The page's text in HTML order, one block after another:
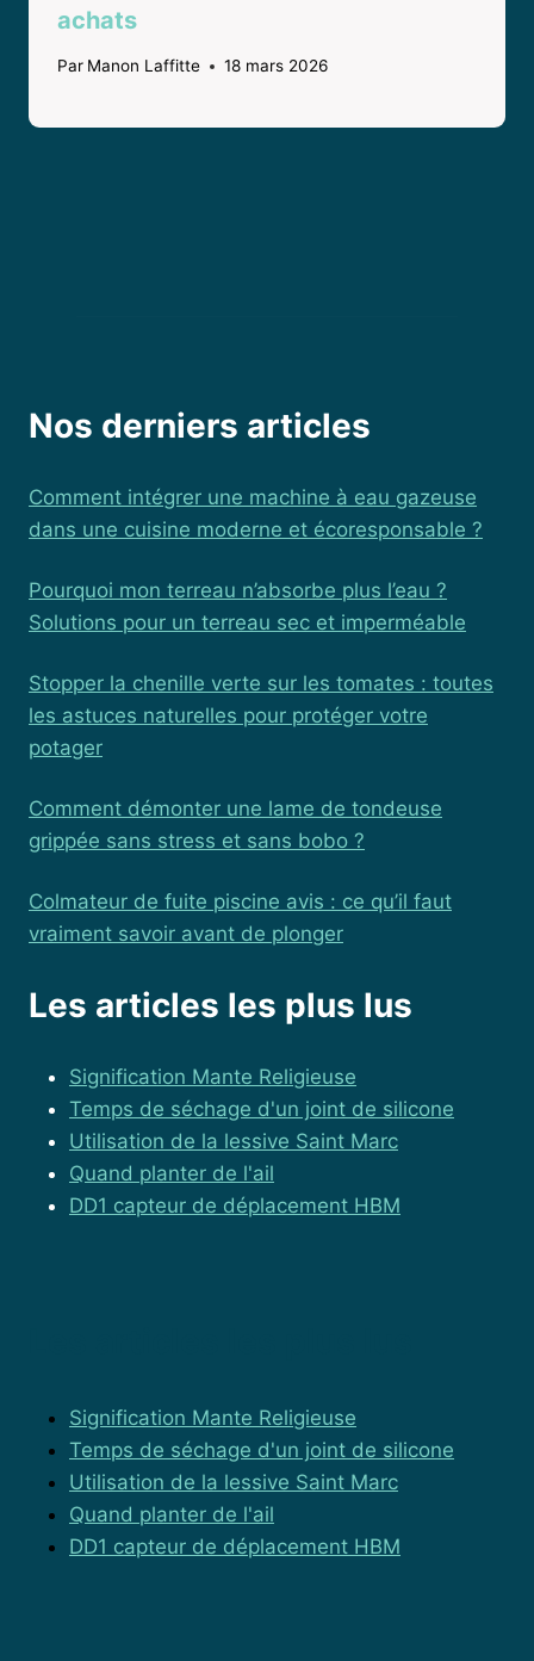
achats
Par Manon Laffitte 18 mars 2026
Nos derniers articles
Comment intégrer une machine à eau gazeuse
dans une cuisine moderne et écoresponsable ?
Pourquoi mon terreau n’absorbe plus l’eau ?
Solutions pour un terreau sec et imperméable
Stopper la chenille verte sur les tomates : toutes
les astuces naturelles pour protéger votre
potager
Comment démonter une lame de tondeuse
grippée sans stress et sans bobo ?
Colmateur de fuite piscine avis : ce qu’il faut
vraiment savoir avant de plonger
Les articles les plus lus
Signification Mante Religieuse
Temps de séchage d'un joint de silicone
Utilisation de la lessive Saint Marc
Quand planter de l'ail
DD1 capteur de déplacement HBM
Signification Mante Religieuse
Temps de séchage d'un joint de silicone
Utilisation de la lessive Saint Marc
Quand planter de l'ail
DD1 capteur de déplacement HBM